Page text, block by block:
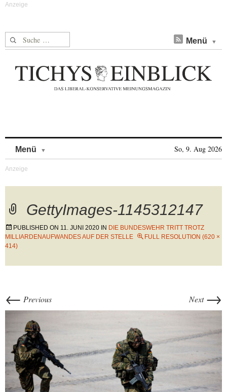
Suche nach: Menü
Menü So, 9. Aug 2026
GettyImages-1145312147
PUBLISHED ON 11. JUNI 2020 IN DIE BUNDESWEHR TRITT TROTZ
MILLIARDENAUFWANDES AUF DER STELLE
FULL RESOLUTION (620 ×
414)
← Previous Next →